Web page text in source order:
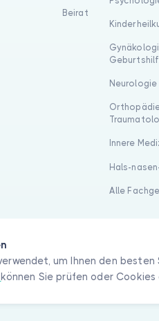
um Ihnen den besten
können Sie prüfen oder Cookies
Beirat
Neurologie
Innere
Hals-
Alle